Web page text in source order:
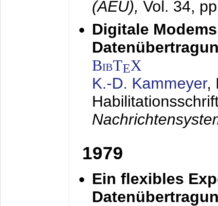
(AEÜ), Vol. 34,
Digitale
BibTEX
K.-D. Kammeyer,
1979
Ein flexibles